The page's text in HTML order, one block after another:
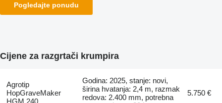
Pogledajte ponudu
Cijene za razgrtači krumpira
Agrotip
HopGraveMaker
HGM 240
Godina: 2025, stanje: novi,
širina hvatanja: 2,4 m, razmak
redova: 2.400 mm, potrebna
5.750 €